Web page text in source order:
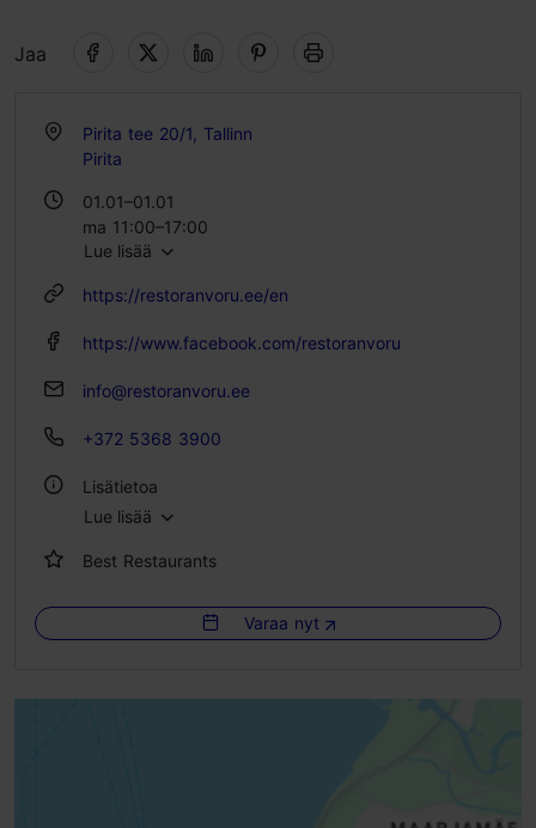
Jaa
Pirita tee 20/1, Tallinn
Pirita
01.01–01.01
ma 11:00–17:00
ti – to 11:00–22:00
la 12:00–23:00
Lue lisää
https://restoranvoru.ee/en
https://www.facebook.com/restoranvoru
info@restoranvoru.ee
+372 5368 3900
Lisätietoa
Istumapaikkoja ulkona: 35
Lue lisää
Best Restaurants
Varaa nyt